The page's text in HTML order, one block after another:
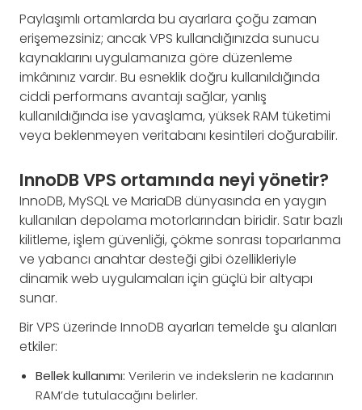
Paylaşımlı ortamlarda bu ayarlara çoğu zaman
erişemezsiniz; ancak VPS kullandığınızda sunucu
kaynaklarını uygulamanıza göre düzenleme
imkânınız vardır. Bu esneklik doğru kullanıldığında
ciddi performans avantajı sağlar, yanlış
kullanıldığında ise yavaşlama, yüksek RAM tüketimi
veya beklenmeyen veritabanı kesintileri doğurabilir.
InnoDB VPS ortamında neyi yönetir?
InnoDB, MySQL ve MariaDB dünyasında en yaygın
kullanılan depolama motorlarından biridir. Satır bazlı
kilitleme, işlem güvenliği, çökme sonrası toparlanma
ve yabancı anahtar desteği gibi özellikleriyle
dinamik web uygulamaları için güçlü bir altyapı
sunar.
Bir VPS üzerinde InnoDB ayarları temelde şu alanları
etkiler:
Bellek kullanımı: Verilerin ve indekslerin ne kadarının
RAM’de tutulacağını belirler.